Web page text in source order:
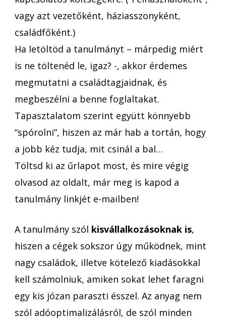
vagy azt vezetőként, háziasszonyként,
családfőként.)
Ha letöltöd a tanulmányt – márpedig miért
is ne töltenéd le, igaz? -, akkor érdemes
megmutatni a családtagjaidnak, és
megbeszélni a benne foglaltakat.
Tapasztalatom szerint együtt könnyebb
“spórolni”, hiszen az már hab a tortán, hogy
a jobb kéz tudja, mit csinál a bal…
Töltsd ki az űrlapot most, és mire végig
olvasod az oldalt, már meg is kapod a
tanulmány linkjét e-mailben!
A tanulmány szól kisvállalkozásoknak is,
hiszen a cégek sokszor úgy működnek, mint
nagy családok, illetve kötelező kiadásokkal
kell számolniuk, amiken sokat lehet faragni
egy kis józan paraszti ésszel. Az anyag nem
szól adóoptimalizálásról, de szól minden